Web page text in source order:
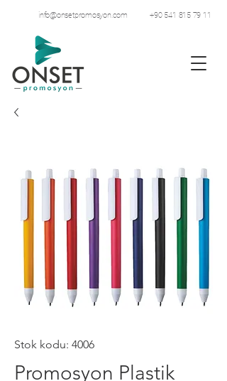
+90 541 815 79 11
info@onsetpromosyon.com
Stok kodu: 4006
Promosyon Plastik